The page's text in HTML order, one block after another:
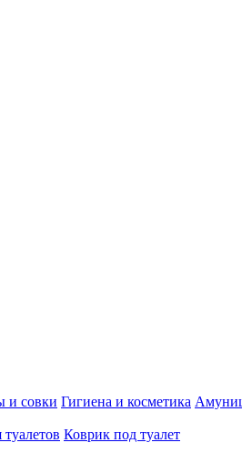
и совки Гигиена и косметика
Коврик под туалет